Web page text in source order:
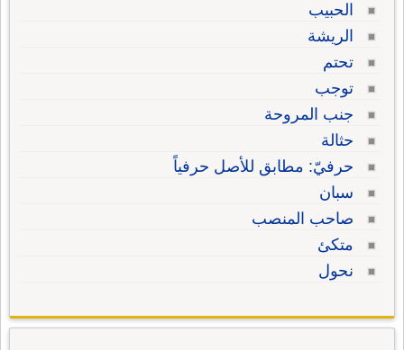
الحبيب
الريشة
تحتم
توجب
جنب المروحة
حثالة
حرفيّ: مطابق للأصل حرفياً
سبان
صاحب المنصب
متكئ
نحول